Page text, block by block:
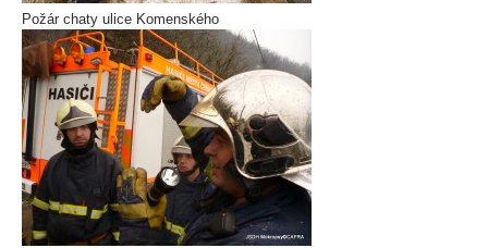
Požár chaty ulice Komenského